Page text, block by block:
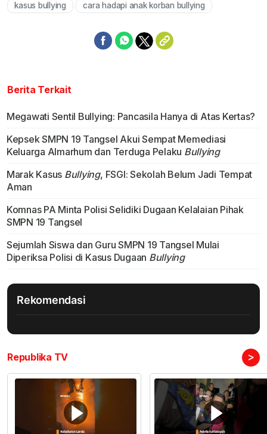
kasus bullying cara hadapi anak korban bullying
Berita Terkait
Megawati Sentil Bullying: Pancasila Hanya di Atas Kertas?
Kepsek SMPN 19 Tangsel Akui Sempat Memediasi
Keluarga Almarhum dan Terduga Pelaku Bullying
Marak Kasus Bullying, FSGI: Sekolah Belum Jadi Tempat
Aman
Komnas PA Minta Polisi Selidiki Dugaan Kelalaian Pihak
SMPN 19 Tangsel
Sejumlah Siswa dan Guru SMPN 19 Tangsel Mulai
Diperiksa Polisi di Kasus Dugaan Bullying
Rekomendasi
Republika TV >